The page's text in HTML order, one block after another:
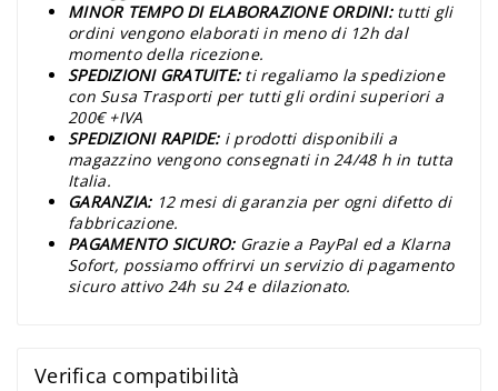
MINOR TEMPO DI ELABORAZIONE ORDINI: tutti gli
ordini vengono elaborati in meno di 12h dal
momento della ricezione.
SPEDIZIONI GRATUITE: ti regaliamo la spedizione
con Susa Trasporti per tutti gli ordini superiori a
200€ +IVA
SPEDIZIONI RAPIDE: i prodotti disponibili a
magazzino vengono consegnati in 24/48 h in tutta
Italia.
GARANZIA: 12 mesi di garanzia per ogni difetto di
fabbricazione.
PAGAMENTO SICURO: Grazie a PayPal ed a Klarna
Sofort, possiamo offrirvi un servizio di pagamento
sicuro attivo 24h su 24 e dilazionato.
Verifica compatibilità